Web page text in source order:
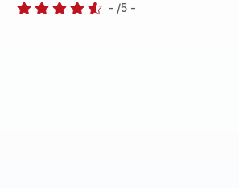
- /5 -